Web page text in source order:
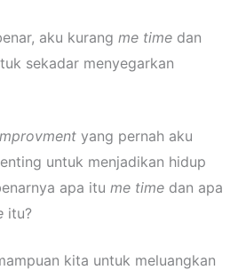
aku kurang me time dan
sekadar menyegarkan
yang pernah aku
untuk menjadikan hidup
apa itu me timedan apa
itu?
kita untuk meluangkan